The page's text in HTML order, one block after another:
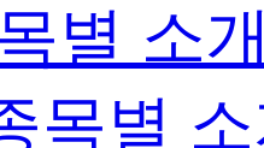
별 소
목별